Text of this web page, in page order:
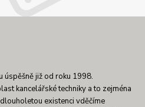
úspěšně již od roku 1998.
kancelářské techniky a to zejména
existenci vděčíme